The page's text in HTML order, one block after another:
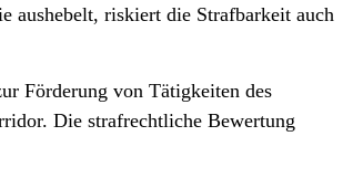
aushebelt, riskiert die Strafbarkeit auch
Förderung von Tätigkeiten des
Die strafrechtliche Bewertung